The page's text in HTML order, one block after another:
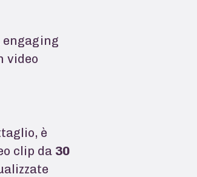
engaging
video
è
clip da 30